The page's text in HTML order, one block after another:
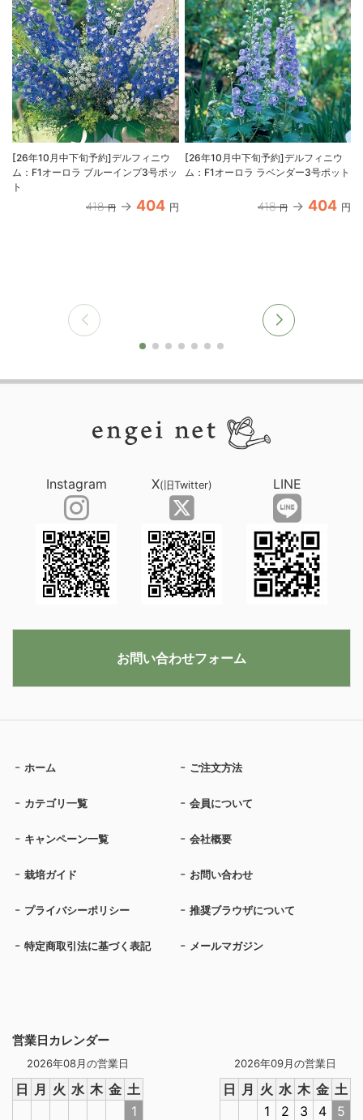
[26年10月中下旬予約]デルフィニウ
ム：F1オーロラ ブルーインプ3号ポッ
ト
418 円 404 円
[26年10月中下旬予約]デルフィニウ
ム：F1オーロラ ラベンダー3号ポット
418 円 404 円
営業日カレンダー
2026年08月の営業日
日 月 火 水 木 金 土
1
2026年09月の営業日
日 月 火 水 木 金 土
1
2 3 4 5
ホーム ご注文方法
カテゴリ一覧 会員について
キャンペーン一覧 会社概要
栽培ガイド お問い合わせ
プライバシーポリシー 推奨ブラウザについて
特定商取引法に基づく表記 メールマガジン
Instagram X(旧Twitter) LINE
お問い合わせフォーム